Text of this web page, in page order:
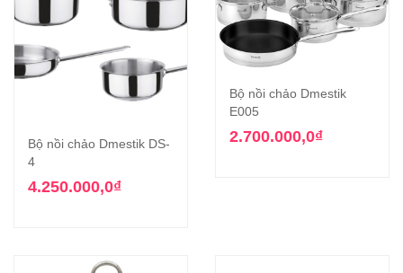
Bộ nồi chảo Dmestik DS-
4
4.250.000,0₫
Bộ nồi chảo Dmestik
E005
2.700.000,0₫